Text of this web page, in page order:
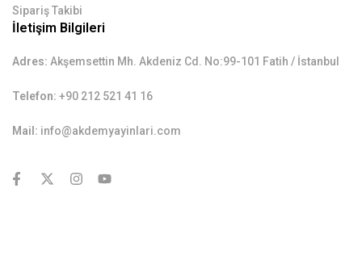
Sipariş Takibi
İletişim Bilgileri
Adres: Akşemsettin Mh. Akdeniz Cd. No:99-101 Fatih / İstanbul
Telefon: +90 212 521 41 16
Mail: info@akdemyayinlari.com